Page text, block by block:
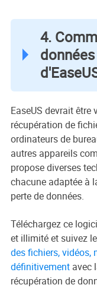
4.
EaseUS devrait être
récupération de
ordinateurs de
autres appareils
propose diverses
chacune adaptée à
perte de données.
Téléchargez ce
et illimité et suivez
des fichiers, vidéos,
définitivementavec
récupération de